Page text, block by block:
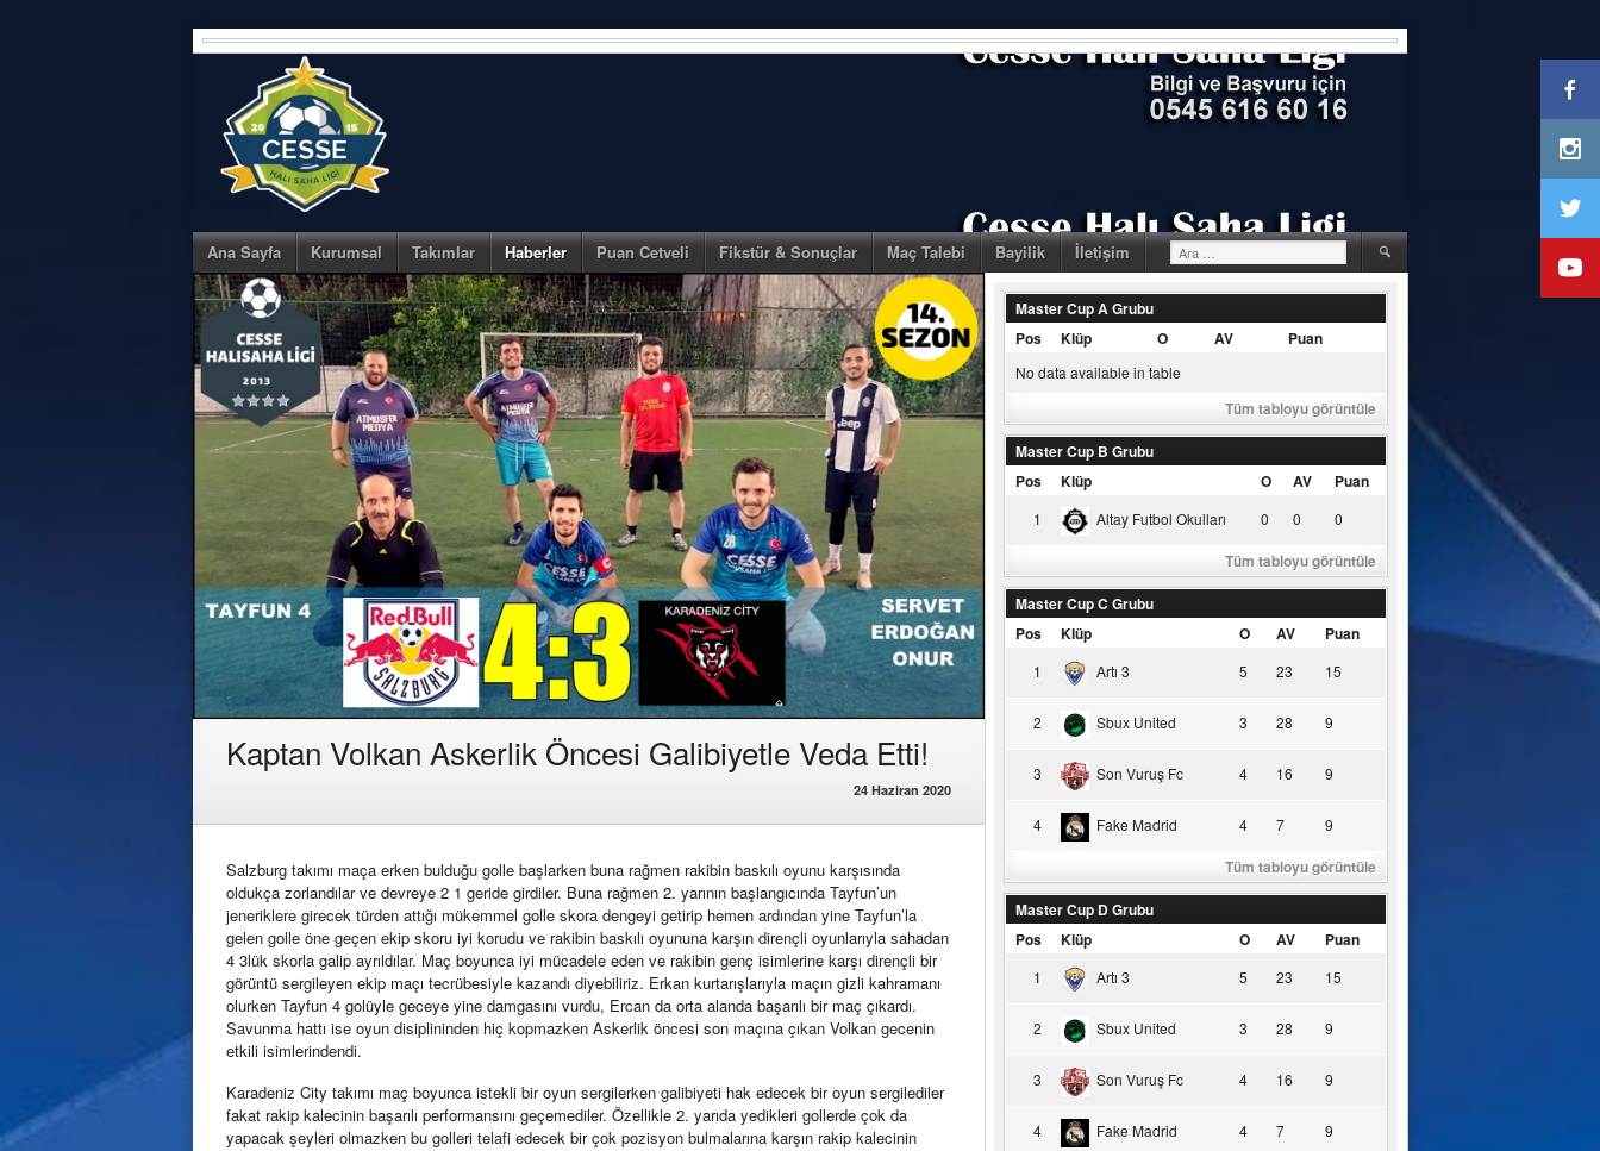
Skip
to
Ana Sayfa Kurumsal Takımlar Haberler Puan Cetveli Fikstür & Sonuçlar Maç Talebi Bayilik İletişim Arama:
Kaptan Volkan Askerlik Öncesi Galibiyetle Veda Etti!
24 Haziran 2020
Salzburg takımı maça erken bulduğu golle başlarken buna rağmen rakibin baskılı oyunu karşısında
oldukça zorlandılar ve devreye 2 1 geride girdiler. Buna rağmen 2. yarının başlangıcında Tayfun’un
jeneriklere girecek türden attığı mükemmel golle skora dengeyi getirip hemen ardından yine Tayfun’la
gelen golle öne geçen ekip skoru iyi korudu ve rakibin baskılı oyununa karşın dirençli oyunlarıyla sahadan
4 3lük skorla galip ayrıldılar. Maç boyunca iyi mücadele eden ve rakibin genç isimlerine karşı dirençli bir
görüntü sergileyen ekip maçı tecrübesiyle kazandı diyebiliriz. Erkan kurtarışlarıyla maçın gizli kahramanı
olurken Tayfun 4 golüyle geceye yine damgasını vurdu, Ercan da orta alanda başarılı bir maç çıkardı.
Savunma hattı ise oyun disiplininden hiç kopmazken Askerlik öncesi son maçına çıkan Volkan gecenin
etkili isimlerindendi.
Karadeniz City takımı maç boyunca istekli bir oyun sergilerken galibiyeti hak edecek bir oyun sergilediler
fakat rakip kalecinin başarılı performansını geçemediler. Özellikle 2. yarıda yedikleri gollerde çok da
yapacak şeyleri olmazken bu golleri telafi edecek bir çok pozisyon bulmalarına karşın rakip kalecinin
Master Cup A Grubu
Pos
Klüp O AV Puan
No data available in table
Tüm tabloyu görüntüle
Master Cup B Grubu
Pos
Klüp O AV Puan
1 Altay Futbol Okulları 0 0 0
Tüm tabloyu görüntüle
Master Cup C Grubu
Pos
Klüp O AV Puan
1 Artı 3 5 23 15
2 Sbux United 3 28 9
3 Son Vuruş Fc 4 16 9
4 Fake Madrid 4 7 9
Tüm tabloyu görüntüle
Master Cup D Grubu
Pos
Klüp O AV Puan
1 Artı 3 5 23 15
2 Sbux United 3 28 9
3 Son Vuruş Fc 4 16 9
4 Fake Madrid 4 7 9